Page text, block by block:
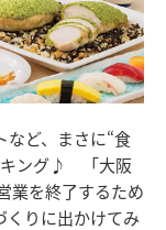
など、まさに“食
キング♪ 「大阪
業を終了するため
くりに出かけてみ